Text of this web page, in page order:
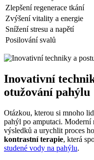
Zlepšení regenerace tkání
Zvýšení vitality a energie
Snížení stresu a napětí
Posilování svalů
Inovativní
otužování pahýlu
Otázkou, kterou si mnoho
pahýl po amputaci. Moderní
výsledků a urychlit proces
kontrastní terapie, která
studené vody na pahýlu.